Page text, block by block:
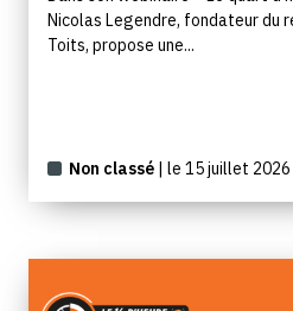
Nicolas Legendre, fondateur du
Toits, propose une...
Non classé | le 15 juillet 2026